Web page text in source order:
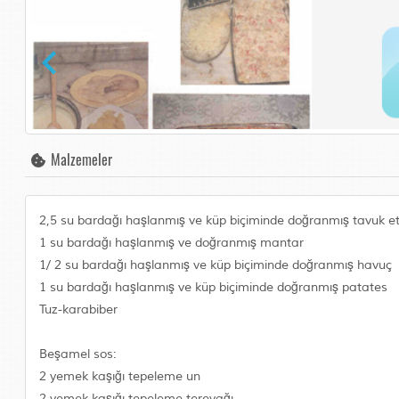
Malzemeler
2,5 su bardağı haşlanmış ve küp biçiminde doğranmış tavuk
1 su bardağı haşlanmış ve doğranmış mantar
1/ 2 su bardağı haşlanmış ve küp biçiminde doğranmış havuç
1 su bardağı haşlanmış ve küp biçiminde doğranmış patates
Tuz-karabiber
Beşamel sos:
2 yemek kaşığı tepeleme un